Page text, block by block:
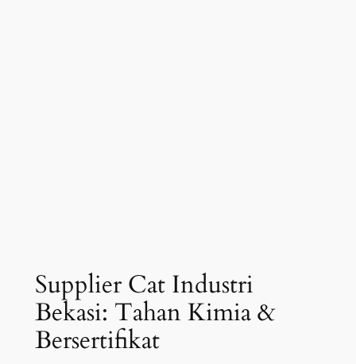
Supplier Cat Industri
Bekasi: Tahan Kimia &
Bersertifikat